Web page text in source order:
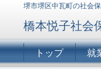
堺市堺区中瓦町の社会
橋本悦子社会
トップ 就